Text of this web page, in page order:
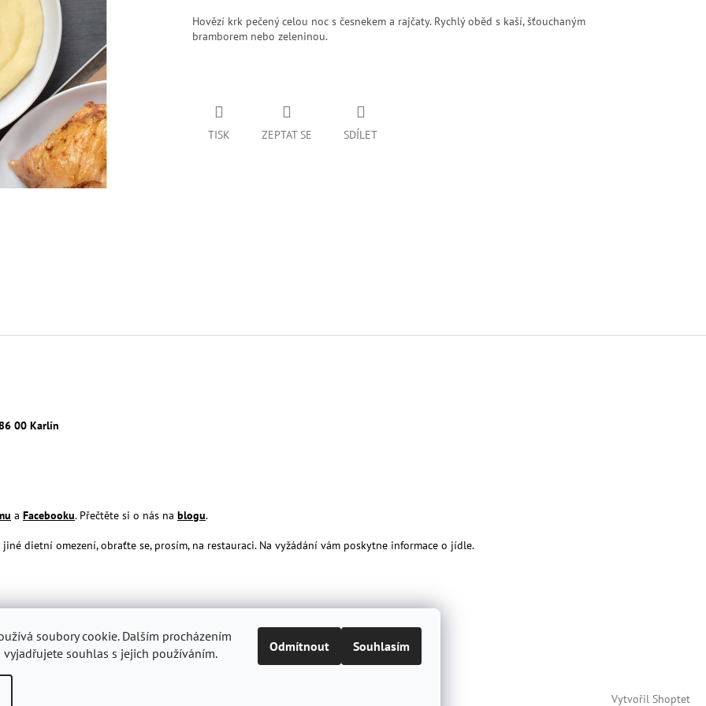
soubory cookie. Dalším procházením
souhlas s jejich používáním.
Odmítnout Souhlasím
Hovězí krk pečený celou noc s česnekem a rajčaty. Rychlý oběd s kaší, šťouchaným
bramborem nebo zeleninou.
TISK ZEPTAT SE SDÍLET
00 Karlín
a Facebooku. Přečtěte si o nás na blogu.
dietní omezení, obraťte se, prosím, na restauraci. Na vyžádání vám poskytne informace o jídle.
Vytvořil Shoptet